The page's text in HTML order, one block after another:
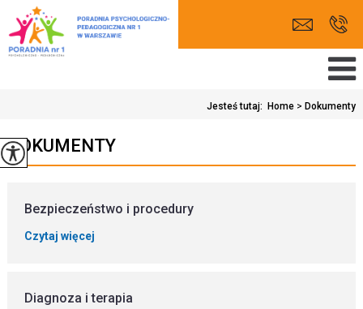
Jesteś tutaj: Home > Dokumenty
DOKUMENTY
Bezpieczeństwo i procedury
Czytaj więcej
Diagnoza i terapia